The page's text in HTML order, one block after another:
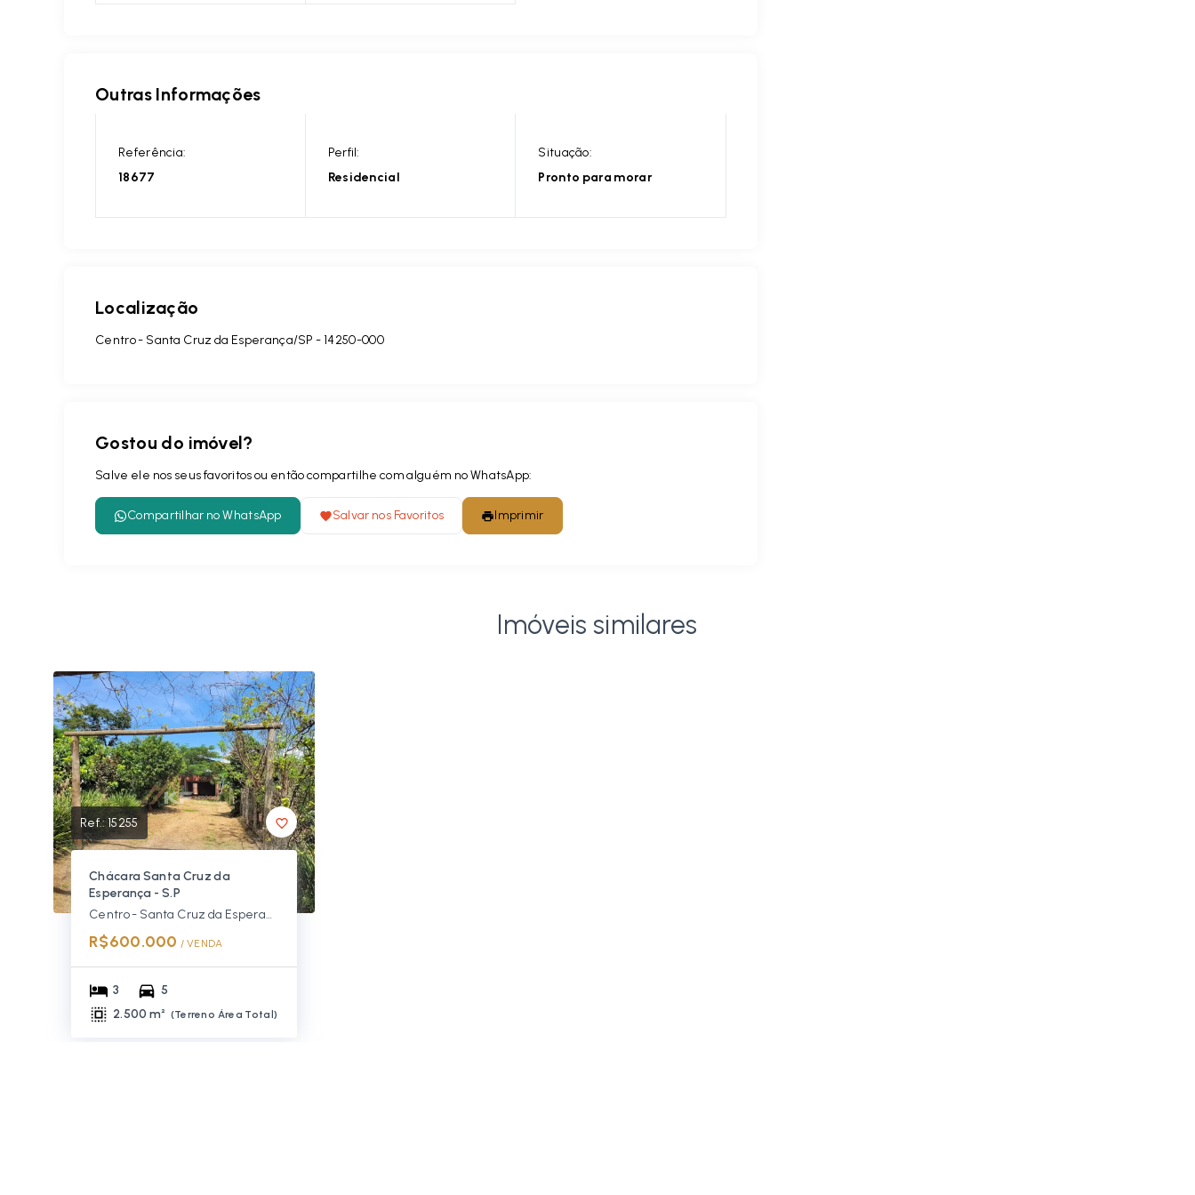
Outras Informações
Referência:
18677
Perfil:
Residencial
Situação:
Pronto para morar
Localização
Centro - Santa Cruz da Esperança/SP - 14250-000
Gostou do imóvel?
Salve ele nos seus favoritos ou então compartilhe com alguém no WhatsApp:
Compartilhar no WhatsApp Salvar nos Favoritos Imprimir
Imóveis similares
Ref.:15255
Chácara Santa Cruz da
Esperança - S.P
Centro - Santa Cruz da Esperança/SP
R$600.000 / VENDA
3
5
2.500 m² (Terreno Área Total )